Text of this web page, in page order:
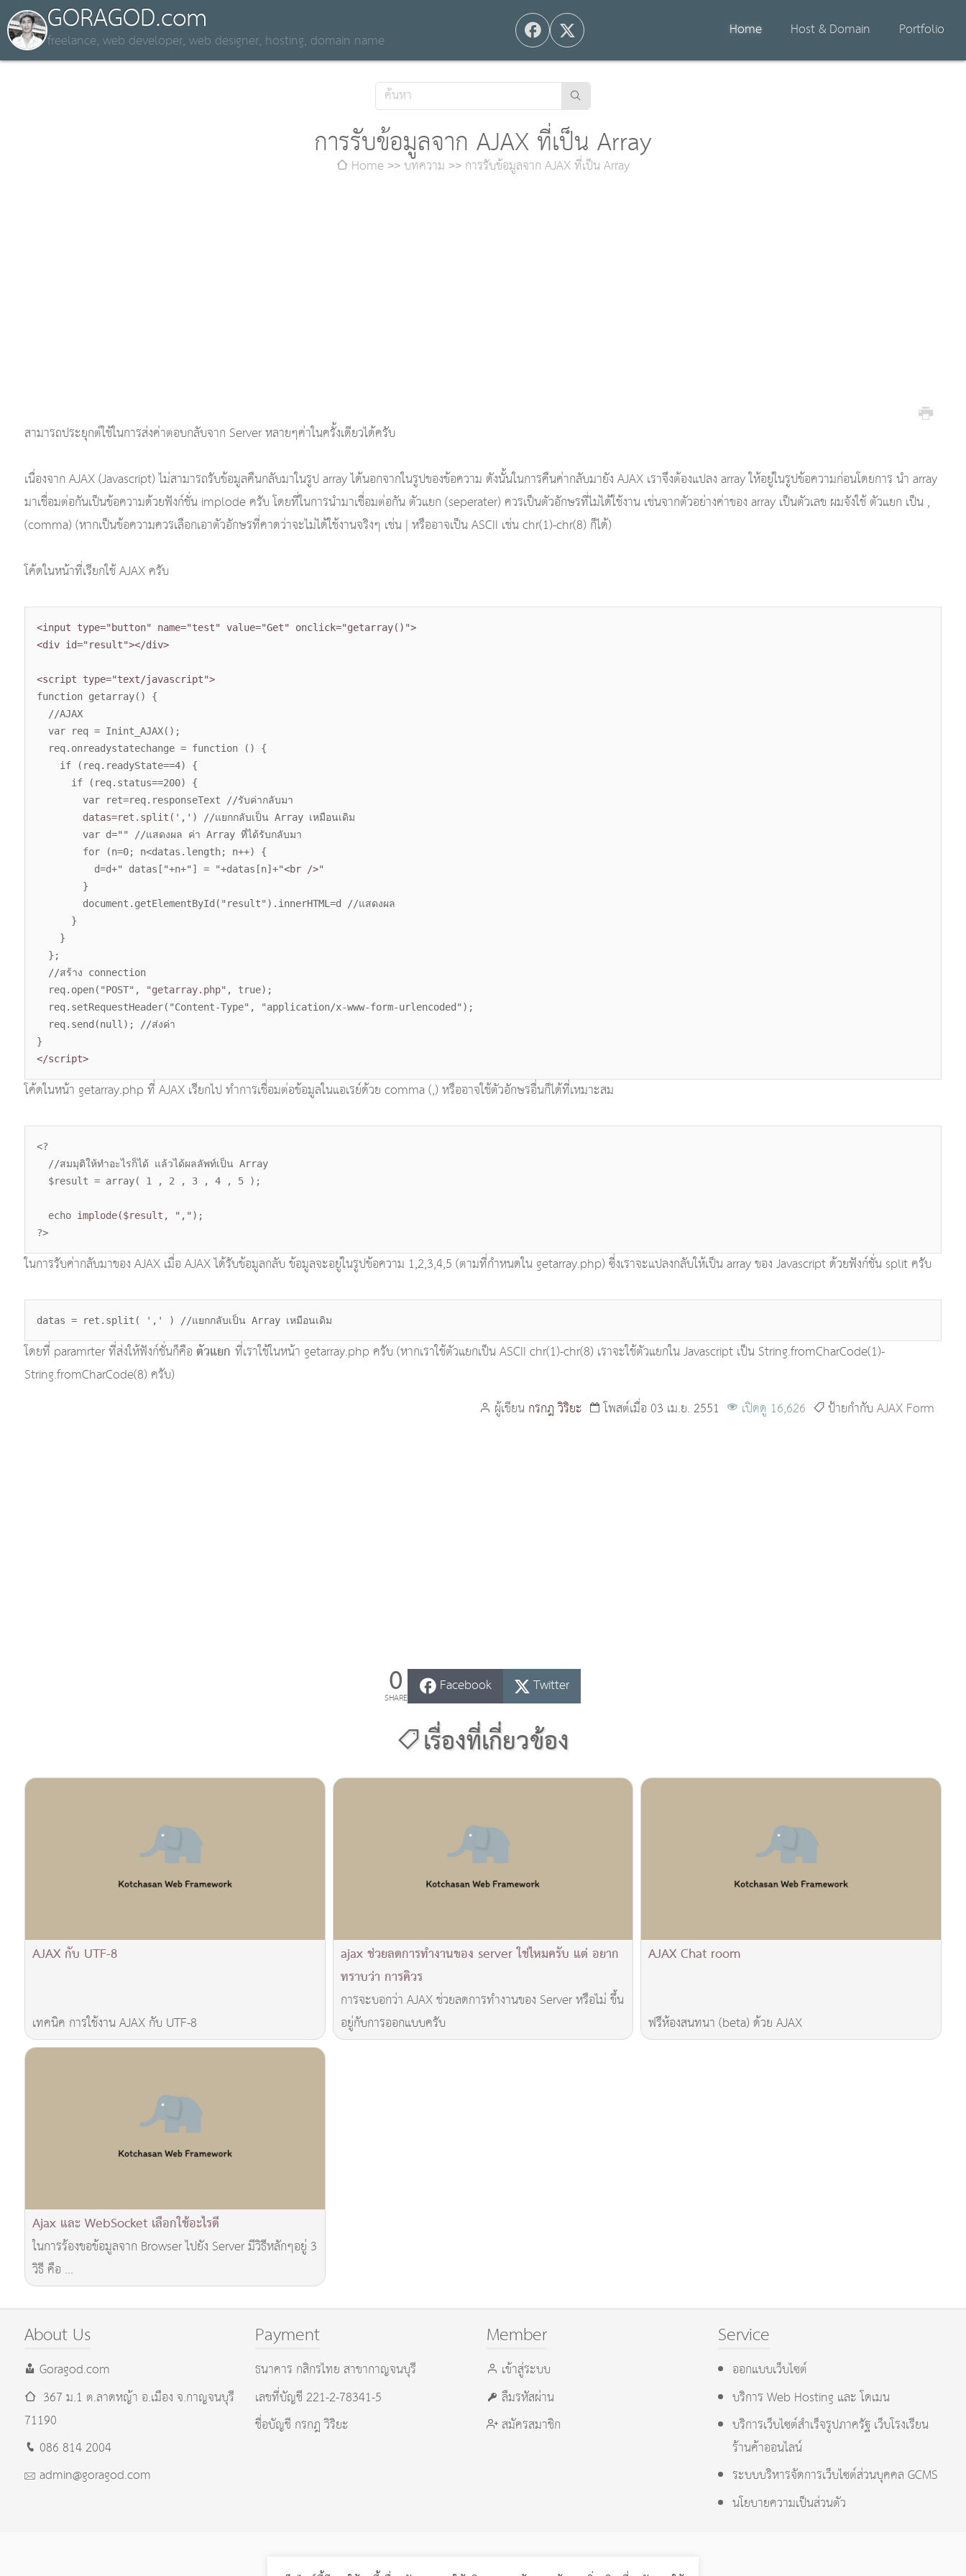
GORAGOD.com
freelance, web developer, web designer, hosting, domain name
Home Host & Domain Portfolio
การรับข้อมูลจาก AJAX ที่เป็น Array
Home บทความ การรับข้อมูลจาก AJAX ที่เป็น Array
สามารถประยุกต์ใช้ในการส่งค่าตอบกลับจาก Server หลายๆค่าในครั้งเดียวได้ครับ
เนื่องจาก AJAX (Javascript) ไม่สามารถรับข้อมูลคืนกลับมาในรูป array ได้นอกจากในรูปของข้อความ ดังนั้นในการคืนค่ากลับมายัง AJAX เราจึงต้องแปลง array ให้อยู่ในรูปข้อความก่อนโดยการ นำ array
มาเชื่อมต่อกันเป็นข้อความด้วยฟังก์ชั่น implode ครับ โดยที่ในการนำมาเชื่อมต่อกัน ตัวแยก (seperater) ควรเป็นตัวอักษรที่ไม่ได้ใช้งาน เช่นจากตัวอย่างค่าของ array เป็นตัวเลข ผมจังใช้ ตัวแยก เป็น ,
(comma) (หากเป็นข้อความควรเลือกเอาตัวอักษรที่คาดว่าจะไม่ได้ใช้งานจริงๆ เช่น | หรืออาจเป็น ASCII เช่น chr(1)-chr(8) ก็ได้)
โค้ดในหน้าที่เรียกใช้ AJAX ครับ
<input type="button" name="test" value="Get" onclick="getarray()">
<div id="result"></div>
<script type="text/javascript">
function getarray() {
//AJAX
var req = Inint_AJAX();
req.onreadystatechange = function () {
if (req.readyState==4) {
if (req.status==200) {
var ret=req.responseText //รับค่ากลับมา
datas=ret.split(',') //แยกกลับเป็น Array เหมือนเดิม
var d="" //แสดงผล ค่า Array ที่ได้รับกลับมา
for (n=0; n<datas.length; n++) {
d=d+" datas["+n+"] = "+datas[n]+"<br />"
}
document.getElementById("result").innerHTML=d //แสดงผล
}
}
};
//สร้าง connection
req.open("POST", "getarray.php", true);
req.setRequestHeader("Content-Type", "application/x-www-form-urlencoded");
req.send(null); //ส่งค่า
}
</script>
โค้ดในหน้า getarray.php ที่ AJAX เรียกไป ทำการเชื่อมต่อข้อมูลในแอเรย์ด้วย comma (,) หรืออาจใช้ตัวอักษรอื่นก็ได้ที่เหมาะสม
<?
//สมมุติให้ทำอะไรก็ได้ แล้วได้ผลลัพท์เป็น Array
$result = array( 1 , 2 , 3 , 4 , 5 );
echo implode($result, ",");
?>
ในการรับค่ากลับมาของ AJAX เมื่อ AJAX ได้รับข้อมูลกลับ ข้อมูลจะอยู่ในรูปข้อความ 1,2,3,4,5 (ตามที่กำหนดใน getarray.php) ซี่งเราจะแปลงกลับให้เป็น array ของ Javascript ด้วยฟังก์ชั่น split ครับ
datas = ret.split( ',' ) //แยกกลับเป็น Array เหมือนเดิม
โดยที่ paramrter ที่ส่งให้ฟังก์ชั่นก็คือตัวแยก ที่เราใช้ในหน้า getarray.php ครับ (หากเราใช้ตัวแยกเป็น ASCII chr(1)-chr(8) เราจะใช้ตัวแยกใน Javascript เป็น String.fromCharCode(1)-
String.fromCharCode(8) ครับ)
ผู้เขียนกรกฎ วิริยะ โพสต์เมื่อ 03 เม.ย. 2551 เปิดดู 16,626 ป้ายกำกับAJAXForm
0
SHARE
Facebook Twitter
เรื่องที่เกี่ยวข้อง
AJAX กับ UTF-8
เทคนิค การใช้งาน AJAX กับ UTF-8
ajax ช่วยลดการทำงานของ server ใช่ไหมครับ แต่ อยาก
ทราบว่า การคิวร
การจะบอกว่า AJAX ช่วยลดการทำงานของ Server หรือไม่ ขึ้น
อยู่กับการออกแบบครับ
AJAX Chat room
ฟรีห้องสนทนา (beta) ด้วย AJAX
Ajax และ WebSocket เลือกใช้อะไรดี
ในการร้องขอข้อมูลจาก Browser ไปยัง Server มีวิธีหลักๆอยู่ 3
วิธี คือ ...
About Us
Goragod.com
367 ม.1 ต.ลาดหญ้า อ.เมืองจ.กาญจนบุรี
71190
086 814 2004
admin@goragod.com
Payment
ธนาคาร กสิกรไทย สาขากาญจนบุรี
เลขที่บัญชี 221-2-78341-5
ชื่อบัญชี กรกฎ วิริยะ
Member
เข้าสู่ระบบ
ลืมรหัสผ่าน
สมัครสมาชิก
Service
ออกแบบเว็บไซต์
บริการ Web Hosting และ โดเมน
บริการเว็บไซต์สำเร็จรูปภาครัฐ เว็บโรงเรียน
ร้านค้าออนไลน์
ระบบบริหารจัดการเว็บไซต์ส่วนบุคคล GCMS
นโยบายความเป็นส่วนตัว